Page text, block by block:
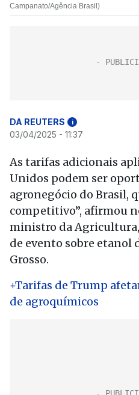
Campanato/Agência Brasil)
DA REUTERS i
03/04/2025 - 11:37
As tarifas adicionais
Unidos podem ser
agronegócio do Brasil,
competitivo”, afirmou
ministro da Agricultura,
de evento sobre etanol
Grosso.
+Tarifas de Trump
de agroquímicos